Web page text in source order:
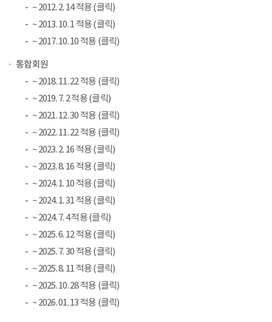
~ 2012. 2. 14 적용 (클릭)
~ 2013. 10. 1 적용 (클릭)
~ 2017. 10. 10 적용 (클릭)
통합회원
~ 2018. 11. 22 적용 (클릭)
~ 2019. 7. 2 적용 (클릭)
~ 2021. 12. 30 적용 (클릭)
~ 2022. 11. 22 적용 (클릭)
~ 2023. 2. 16 적용 (클릭)
~ 2023. 8. 16 적용 (클릭)
~ 2024. 1. 10 적용 (클릭)
~ 2024. 1. 31 적용 (클릭)
~ 2024. 7. 4 적용 (클릭)
~ 2025. 6. 12 적용 (클릭)
~ 2025. 7. 30 적용 (클릭)
~ 2025. 8. 11 적용 (클릭)
~ 2025. 10. 28 적용 (클릭)
~ 2026. 01. 13 적용 (클릭)